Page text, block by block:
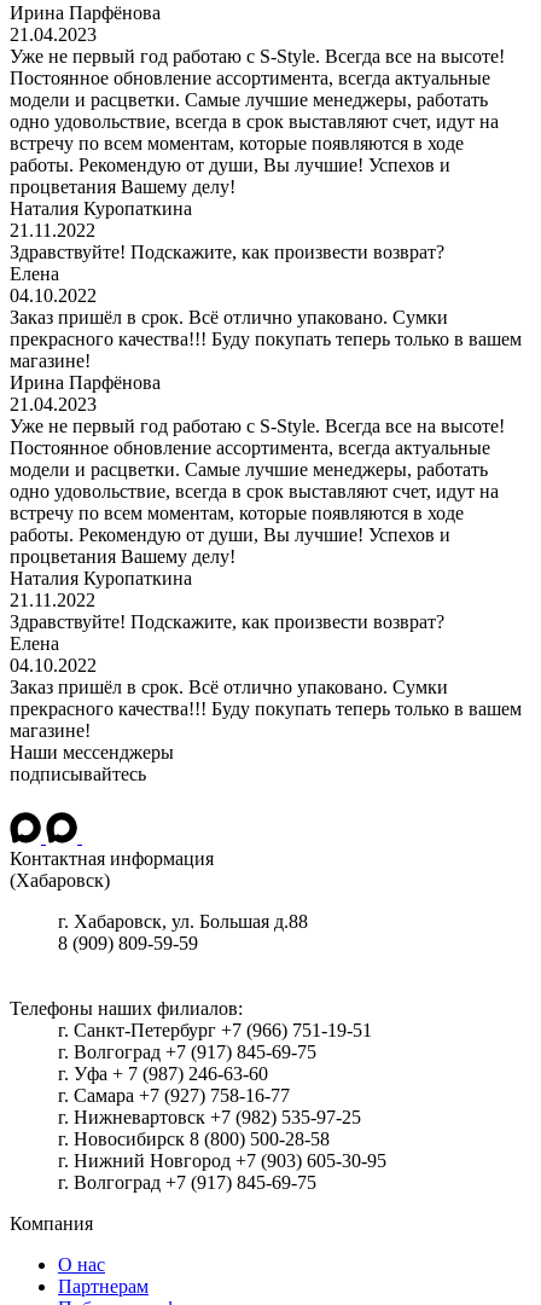
Ирина Парфёнова
21.04.2023
Уже не первый год работаю с S-Style. Всегда все на высоте!
Постоянное обновление ассортимента, всегда актуальные
модели и расцветки. Самые лучшие менеджеры, работать
одно удовольствие, всегда в срок выставляют счет, идут на
встречу по всем моментам, которые появляются в ходе
работы. Рекомендую от души, Вы лучшие! Успехов и
процветания Вашему делу!
Наталия Куропаткина
21.11.2022
Здравствуйте! Подскажите, как произвести возврат?
Елена
04.10.2022
Заказ пришёл в срок. Всё отлично упаковано. Сумки
прекрасного качества!!! Буду покупать теперь только в вашем
магазине!
Ирина Парфёнова
21.04.2023
Уже не первый год работаю с S-Style. Всегда все на высоте!
Постоянное обновление ассортимента, всегда актуальные
модели и расцветки. Самые лучшие менеджеры, работать
одно удовольствие, всегда в срок выставляют счет, идут на
встречу по всем моментам, которые появляются в ходе
работы. Рекомендую от души, Вы лучшие! Успехов и
процветания Вашему делу!
Наталия Куропаткина
21.11.2022
Здравствуйте! Подскажите, как произвести возврат?
Елена
04.10.2022
Заказ пришёл в срок. Всё отлично упаковано. Сумки
прекрасного качества!!! Буду покупать теперь только в вашем
магазине!
Наши мессенджеры
подписывайтесь
Контактная информация
(Хабаровск)
г. Хабаровск, ул. Большая д.88
8 (909) 809-59-59
Телефоны наших филиалов:
г. Санкт-Петербург +7 (966) 751-19-51
г. Волгоград +7 (917) 845-69-75
г. Уфа + 7 (987) 246-63-60
г. Самара +7 (927) 758-16-77
г. Нижневартовск +7 (982) 535-97-25
г. Новосибирск 8 (800) 500-28-58
г. Нижний Новгород +7 (903) 605-30-95
г. Волгоград +7 (917) 845-69-75
Компания
О нас
Партнерам